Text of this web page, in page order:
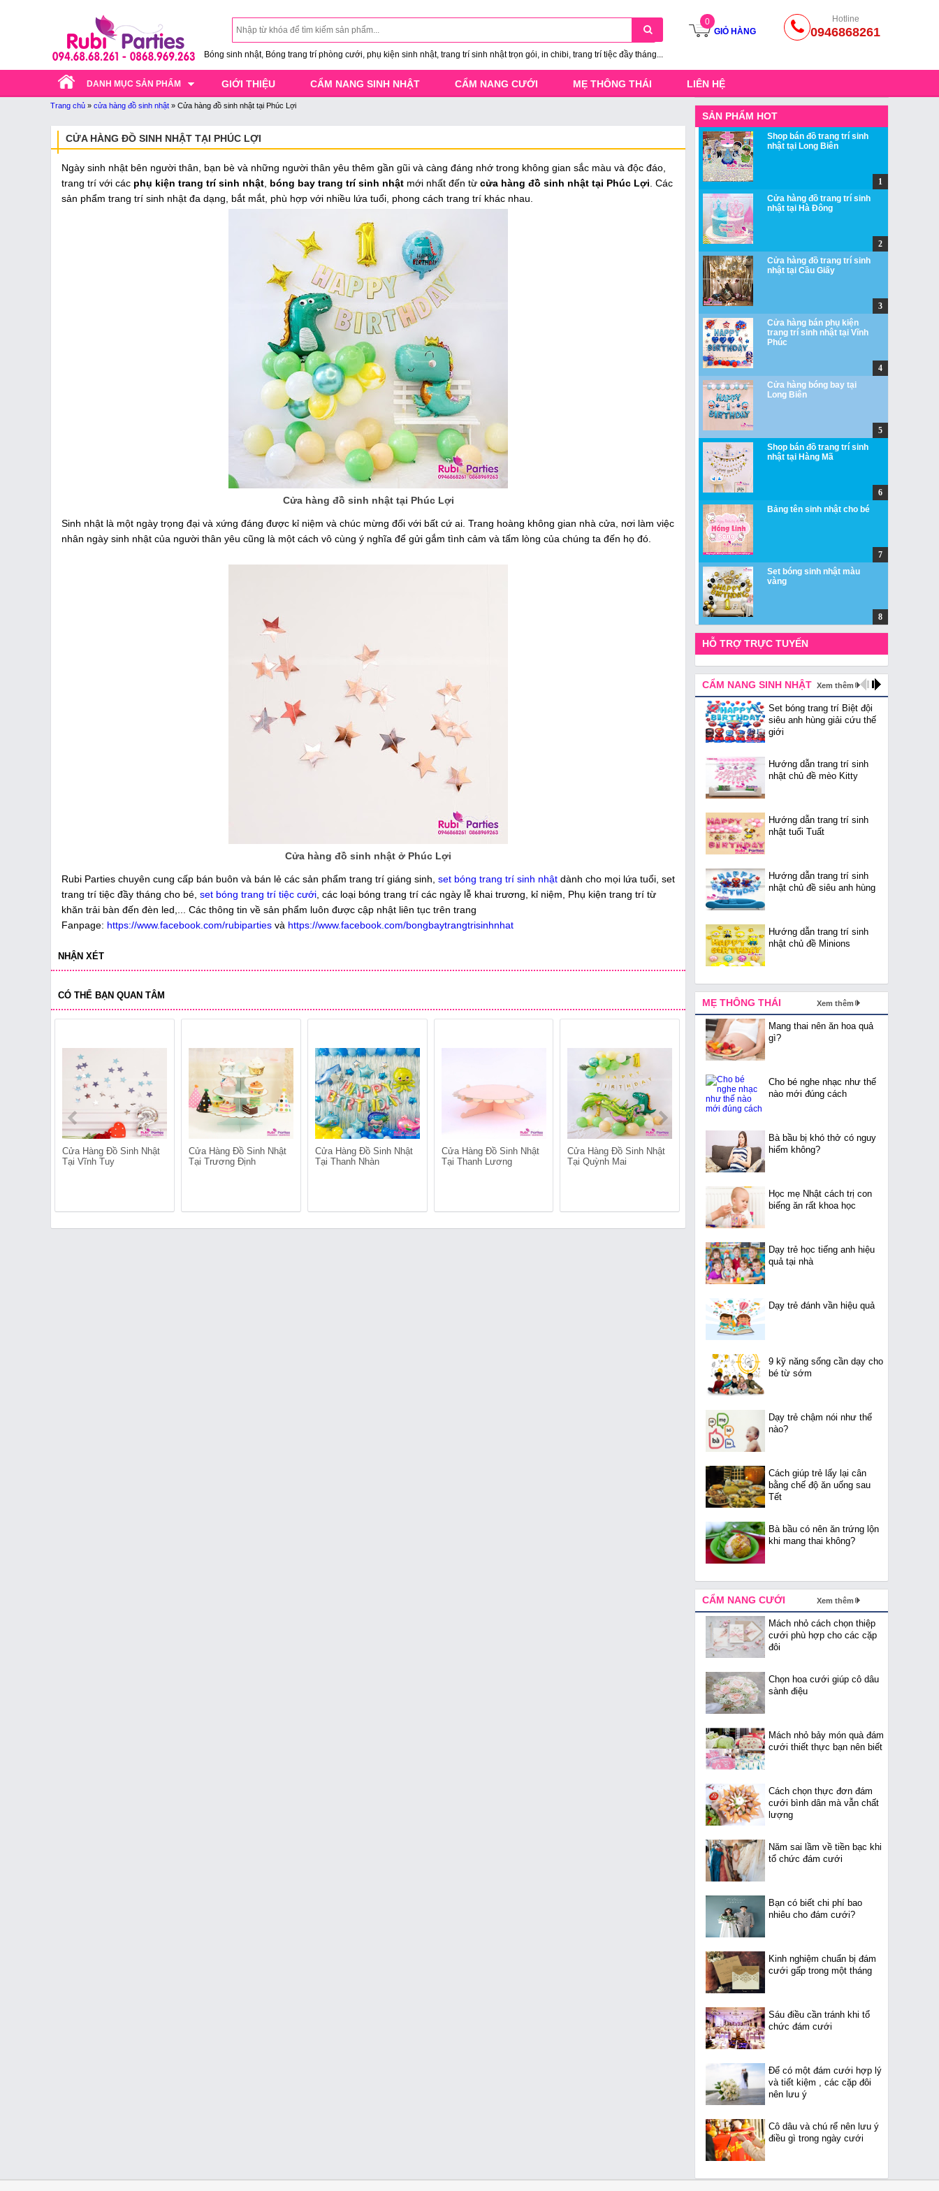
Bóng sinh nhật, Bóng trang trí phòng cưới, phụ kiện sinh nhật, trang trí sinh nhật trọn gói, in chibi, trang trí tiệc đầy tháng...
0
GIỎ HÀNG
Hotline
0946868261
DANH MỤC SẢN PHẨM GIỚI THIỆU CẨM NANG SINH NHẬT CẨM NANG CƯỚI MẸ THÔNG THÁI LIÊN HỆ
Trang chủ » cửa hàng đồ sinh nhật » Cửa hàng đồ sinh nhật tại Phúc Lợi
CỬA HÀNG ĐỒ SINH NHẬT TẠI PHÚC LỢI
Ngày sinh nhật bên người thân, bạn bè và những người thân yêu thêm gần gũi và càng đáng nhớ trong không gian sắc màu và độc đáo,
trang trí với các phụ kiện trang trí sinh nhật bóng bay trang trí sinh nhật mới nhất đến từ cửa hàng đồ sinh nhật tại Phúc Lợi . Các
sản phẩm trang trí sinh nhật đa dạng, bắt mắt, phù hợp với nhiều lứa tuổi, phong cách trang trí khác nhau.
Cửa hàng đồ sinh nhật tại Phúc Lợi
Sinh nhật là một ngày trọng đại và xứng đáng được kỉ niệm và chúc mừng đối với bất cứ ai. Trang hoàng không gian nhà cửa, nơi làm việc
nhân ngày sinh nhật của người thân yêu cũng là một cách vô cùng ý nghĩa để gửi gắm tình cảm và tấm lòng của chúng ta đến họ đó.
Cửa hàng đồ sinh nhật ở Phúc Lợi
Rubi Parties chuyên cung cấp bán buôn và bán lẻ các sản phẩm trang trí giáng sinh, set bóng trang trí sinh nhật dành cho mọi lứa tuổi, set
trang trí tiệc đầy tháng cho bé, set bóng trang trí tiệc cưới , các loại bóng trang trí các ngày lễ khai trương, kỉ niệm, Phụ kiện trang trí từ
khăn trải bàn đến đèn led,... Các thông tin về sản phẩm luôn được cập nhật liên tục trên trang
Fanpage: https://www.facebook.com/rubiparties và https://www.facebook.com/bongbaytrangtrisinhnhat
NHẬN XÉT
CÓ THỂ BẠN QUAN TÂM
Cửa Hàng Đồ Sinh Nhật
Tại Vĩnh Tuy
Cửa Hàng Đồ Sinh Nhật
Tại Trương Định
Cửa Hàng Đồ Sinh Nhật
Tại Thanh Nhàn
Cửa Hàng Đồ Sinh Nhật
Tại Thanh Lương
Cửa Hàng Đồ Sinh Nhật
Tại Quỳnh Mai
Cửa Hàng Đồ Sinh Nhật
Tại Phố Huế
SẢN PHẨM HOT
Shop bán đồ trang trí sinh
nhật tại Long Biên
Cửa hàng đồ trang trí sinh
nhật tại Hà Đông
Cửa hàng đồ trang trí sinh
nhật tại Cầu Giấy
Cửa hàng bán phụ kiện
trang trí sinh nhật tại Vĩnh
Phúc
Cửa hàng bóng bay tại
Long Biên
Shop bán đồ trang trí sinh
nhật tại Hàng Mã
Bảng tên sinh nhật cho bé
Set bóng sinh nhật màu
vàng
HỖ TRỢ TRỰC TUYẾN
CẨM NANG SINH NHẬT Xem thêm
Set bóng trang trí Biệt đội
siêu anh hùng giải cứu thế
giới
Hướng dẫn trang trí sinh
nhật chủ đề mèo Kitty
Hướng dẫn trang trí sinh
nhật tuổi Tuất
Hướng dẫn trang trí sinh
nhật chủ đề siêu anh hùng
Hướng dẫn trang trí sinh
nhật chủ đề Minions
MẸ THÔNG THÁI Xem thêm
Mang thai nên ăn hoa quả
gì?
Cho bé nghe nhạc như thế
nào mới đúng cách
Bà bầu bị khó thở có nguy
hiểm không?
Học mẹ Nhật cách trị con
biếng ăn rất khoa học
Dạy trẻ học tiếng anh hiệu
quả tại nhà
Dạy trẻ đánh vần hiệu quả
9 kỹ năng sống cần dạy cho
bé từ sớm
Dạy trẻ chậm nói như thế
nào?
Cách giúp trẻ lấy lại cân
bằng chế độ ăn uống sau
Tết
Bà bầu có nên ăn trứng lộn
khi mang thai không?
CẨM NANG CƯỚI Xem thêm
Mách nhỏ cách chọn thiệp
cưới phù hợp cho các cặp
đôi
Chọn hoa cưới giúp cô dâu
sành điệu
Mách nhỏ bảy món quà đám
cưới thiết thực bạn nên biết
Cách chọn thực đơn đám
cưới bình dân mà vẫn chất
lượng
Năm sai lầm về tiền bạc khi
tổ chức đám cưới
Bạn có biết chi phí bao
nhiêu cho đám cưới?
Kinh nghiệm chuẩn bị đám
cưới gấp trong một tháng
Sáu điều cần tránh khi tổ
chức đám cưới
Để có một đám cưới hợp lý
và tiết kiệm , các cặp đôi
nên lưu ý
Cô dâu và chú rể nên lưu ý
điều gì trong ngày cưới